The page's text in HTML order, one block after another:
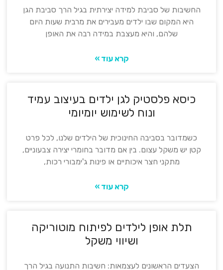
החשיבות של סביבת למידה יצירתית בגיל הרך סביבת הגן
היא המקום שבו ילדים מעבירים את מרבית שעות היום
שלהם, והיא מעצבת במידה רבה את האופן
קרא עוד »
כיסא פלסטיק לגן ילדים בעיצוב עמיד
ונוח לשימוש יומיומי
כשמדובר בסביבה החינוכית של הילדים שלנו, לכל פרט
קטן יש משקל עצום. בין אם מדובר בחומרי יצירה צבעוניים,
מתקני חצר איכותיים או פינות ג'ימבורי רכות,
קרא עוד »
תלת אופן לילדים לפיתוח מוטוריקה
ושיווי משקל
הצעדים הראשונים לעצמאות: חשיבות התנועה בגיל הרך